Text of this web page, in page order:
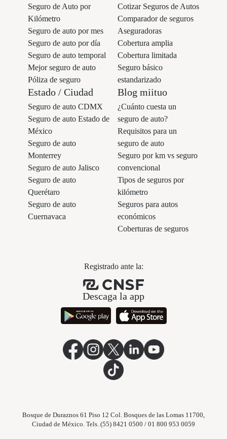
Seguro de Auto por
Kilómetro
Seguro de auto por mes
Seguro de auto por día
Seguro de auto temporal
Mejor seguro de auto
Póliza de seguro
Cotizar Seguros de Autos
Comparador de seguros
Aseguradoras
Cobertura amplia
Cobertura limitada
Seguro básico
estandarizado
Estado / Ciudad
Seguro de auto CDMX
Seguro de auto Estado de
México
Seguro de auto
Monterrey
Seguro de auto Jalisco
Seguro de auto
Querétaro
Seguro de auto
Cuernavaca
Blog miituo
¿Cuánto cuesta un
seguro de auto?
Requisitos para un
seguro de auto
Seguro por km vs seguro
convencional
Tipos de seguros por
kilómetro
Seguros para autos
económicos
Coberturas de seguros
Registrado ante la:
Descaga la app
Bosque de Duraznos 61 Piso 12 Col. Bosques de las Lomas 11700,
Ciudad de México. Tels. (55) 8421 0500 / 01 800 953 0059